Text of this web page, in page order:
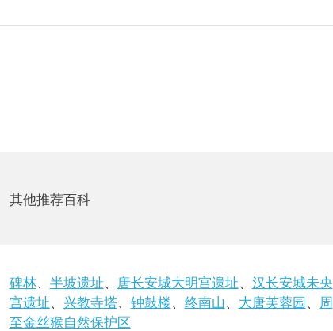
其他推荐百科
碑林 半坡遗址 唐长安城大明宫遗址
汉长安城未央
宫遗址
兴教寺塔、 钟鼓楼 终南山 大唐芙蓉园
周
至金丝猴自然保护区